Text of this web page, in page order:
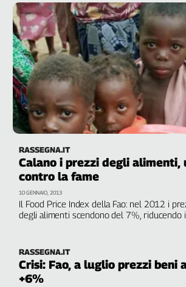
Liguria
Lombardia
Marche
Piemonte
Puglia
Sardegna
Sicilia
Toscana
Trentino
Umbria
Valle
D'Aosta
Veneto
Archivio
2014
RASSEGNA.IT
Calano i prezzi degli alimenti,
contro la fame
Il Food Price Index della Fao: nel 2012 i
degli alimenti scendono del 7%, riducendo
alimentare"
10 GENNAIO, 2013
RASSEGNA.IT
Crisi: Fao, a luglio prezzi beni
+6%